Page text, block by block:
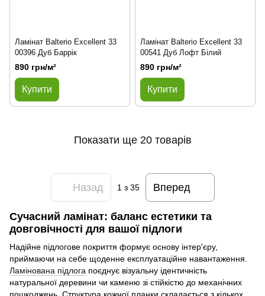
Ламінат Balterio Excellent 33
00396 Дуб Баррік
890 грн/м²
Купити
Ламінат Balterio Excellent 33
00541 Дуб Лофт Білий
890 грн/м²
Купити
Показати ще 20 товарів
Назад 1з 35 Вперед
Сучасний ламінат: баланс естетики та
довговічності для вашої підлоги
Надійне підлогове покриття формує основу інтер'єру,
приймаючи на себе щоденне експлуатаційне навантаження.
Ламінована підлога поєднує візуальну ідентичність
натуральної деревини чи каменю зі стійкістю до механічних
пошкоджень. Структура кожної планки складається з кількох